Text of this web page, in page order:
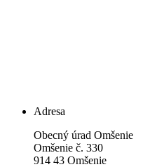
Adresa
Obecný úrad Omšenie
Omšenie č. 330
914 43 Omšenie